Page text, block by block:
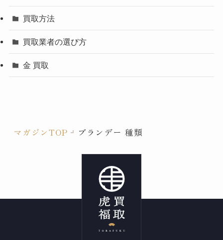
買取方法
買取業者の選び方
金 買取
マガジンTOP ブランデー 種類